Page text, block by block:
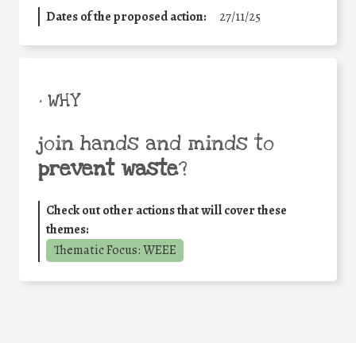
Dates of the proposed action: 27/11/25
• WHY
join hands and minds to
prevent waste?
Check out other actions that will cover these
themes:
Thematic Focus: WEEE